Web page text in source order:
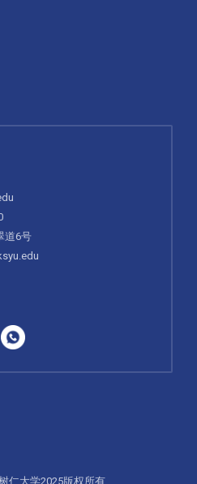
道6号
仁大学2025版权所有